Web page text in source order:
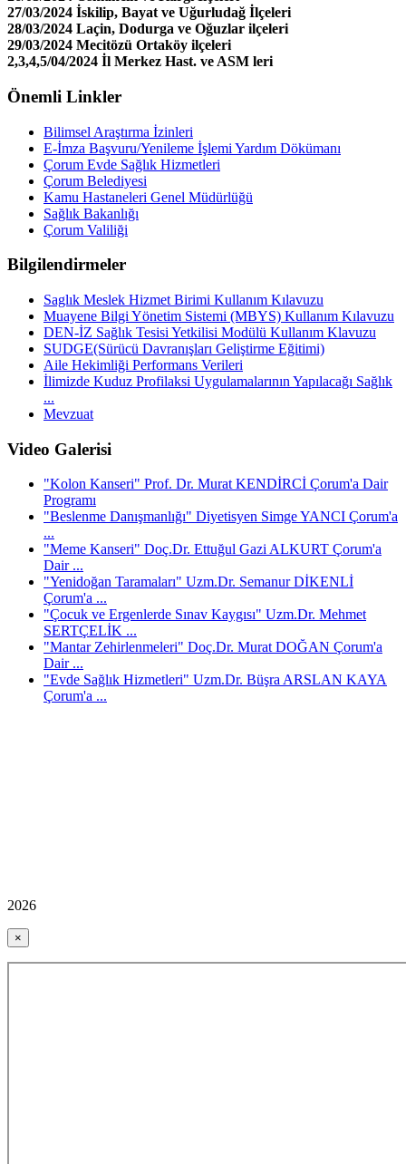
27/03/2024 İskilip, Bayat ve Uğurludağ İlçeleri
28/03/2024 Laçin, Dodurga ve Oğuzlar ilçeleri
29/03/2024 Mecitözü Ortaköy ilçeleri
2,3,4,5/04/2024 İl Merkez Hast. ve ASM leri
Önemli Linkler
Bilimsel Araştırma İzinleri
E-İmza Başvuru/Yenileme İşlemi Yardım Dökümanı
Çorum Evde Sağlık Hizmetleri
Çorum Belediyesi
Kamu Hastaneleri Genel Müdürlüğü
Sağlık Bakanlığı
Çorum Valiliği
Bilgilendirmeler
Saglık Meslek Hizmet Birimi Kullanım Kılavuzu
Muayene Bilgi Yönetim Sistemi (MBYS) Kullanım Kılavuzu
DEN-İZ Sağlık Tesisi Yetkilisi Modülü Kullanım Klavuzu
SUDGE(Sürücü Davranışları Geliştirme Eğitimi)
Aile Hekimliği Performans Verileri
İlimizde Kuduz Profilaksi Uygulamalarının Yapılacağı Sağlık
...
Mevzuat
Video Galerisi
"Kolon Kanseri" Prof. Dr. Murat KENDİRCİ Çorum'a Dair
Programı
"Beslenme Danışmanlığı" Diyetisyen Simge YANCI Çorum'a
...
"Meme Kanseri" Doç.Dr. Ettuğul Gazi ALKURT Çorum'a
Dair ...
"Yenidoğan Taramaları" Uzm.Dr. Semanur DİKENLİ
Çorum'a ...
"Çocuk ve Ergenlerde Sınav Kaygısı" Uzm.Dr. Mehmet
SERTÇELİK ...
"Mantar Zehirlenmeleri" Doç.Dr. Murat DOĞAN Çorum'a
Dair ...
"Evde Sağlık Hizmetleri" Uzm.Dr. Büşra ARSLAN KAYA
Çorum'a ...
2026
×